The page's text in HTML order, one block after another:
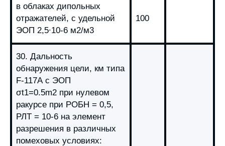
в облаках дипольных
отражателей, с удельной
ЭОП 2,5∙10-6 м2/м3
100
30. Дальность
обнаружения цели, км типа
F-117А с ЭОП
σt1=0.5m2 при нулевом
ракурсе при РОБН = 0,5,
РЛТ = 10-6 на элемент
разрешения в различных
помеховых условиях: